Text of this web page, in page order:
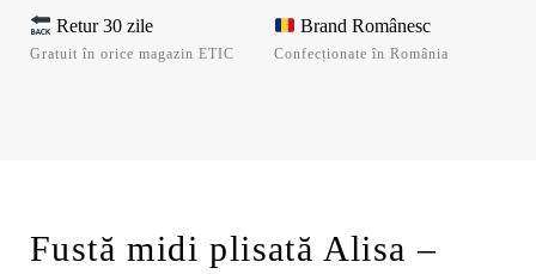
Retur 30 zile
Gratuit în orice magazin ETIC
Brand Românesc
Confecționate în România
Fustă midi plisată Alisa –